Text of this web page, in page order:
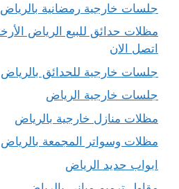
جلسات خارجية رمضانية بالرياض
اتصل الان
جلسات خارجية للحدائق بالرياض
جلسات خارجية الرياض
مظلات منازل خارجية بالرياض
مظلات وسواتر المجمعة بالرياض
ابواب حديد الرياض